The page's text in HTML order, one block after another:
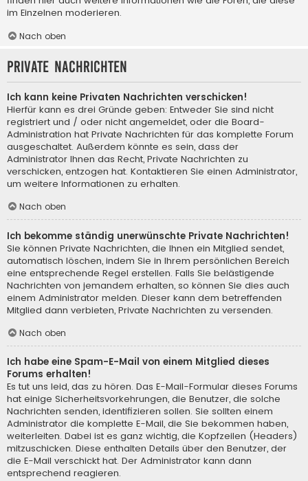
im Einzelnen moderieren.
Nach oben
Private Nachrichten
Ich kann keine Privaten Nachrichten verschicken!
Hierfür kann es drei Gründe geben: Entweder Sie sind nicht
registriert und / oder nicht angemeldet, oder die Board-
Administration hat Private Nachrichten für das komplette Forum
ausgeschaltet. Außerdem könnte es sein, dass der
Administrator Ihnen das Recht, Private Nachrichten zu
verschicken, entzogen hat. Kontaktieren Sie einen Administrator,
um weitere Informationen zu erhalten.
Nach oben
Ich bekomme ständig unerwünschte Private Nachrichten!
Sie können Private Nachrichten, die Ihnen ein Mitglied sendet,
automatisch löschen, indem Sie in Ihrem persönlichen Bereich
eine entsprechende Regel erstellen. Falls Sie belästigende
Nachrichten von jemandem erhalten, so können Sie dies auch
einem Administrator melden. Dieser kann dem betreffenden
Mitglied dann verbieten, Private Nachrichten zu versenden.
Nach oben
Ich habe eine Spam-E-Mail von einem Mitglied dieses
Forums erhalten!
Es tut uns leid, das zu hören. Das E-Mail-Formular dieses Forums
hat einige Sicherheitsvorkehrungen, die Benutzer, die solche
Nachrichten senden, identifizieren sollen. Sie sollten einem
Administrator die komplette E-Mail, die Sie bekommen haben,
weiterleiten. Dabei ist es ganz wichtig, die Kopfzeilen (Headers)
mitzuschicken. Diese enthalten Details über den Benutzer, der
die E-Mail verschickt hat. Der Administrator kann dann
entsprechend reagieren.